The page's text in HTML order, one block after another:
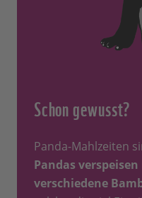
Schon gewusst?
Panda-Mahlzeiten
Pandas
verschiedene